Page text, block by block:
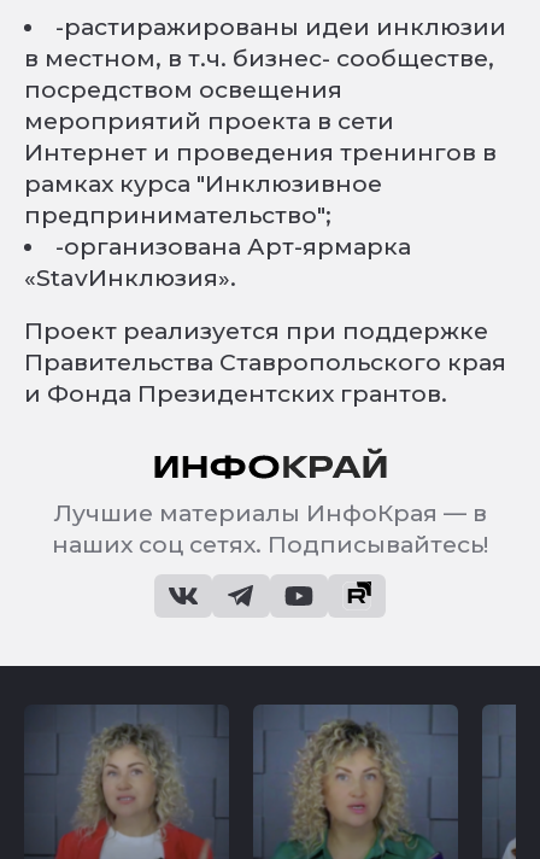
-растиражированы идеи инклюзии
в местном, в т.ч. бизнес- сообществе,
посредством освещения
мероприятий проекта в сети
Интернет и проведения тренингов в
рамках курса "Инклюзивное
предпринимательство";
-организована Арт-ярмарка
«StavИнклюзия».
Проект реализуется при поддержке
Правительства Ставропольского края
и Фонда Президентских грантов.
Лучшие материалы ИнфоКрая — в
наших соц сетях. Подписывайтесь!